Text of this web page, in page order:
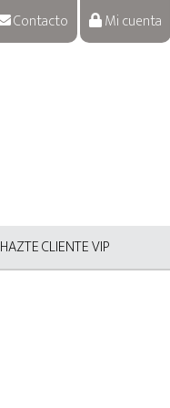
Contacto Mi cuenta
HAZTE CLIENTE VIP